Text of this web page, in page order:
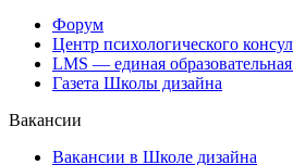
Форум
Центр психологического
LMS — единая образовательная
Газета Школы дизайна
Вакансии
Вакансии в Школе дизайна